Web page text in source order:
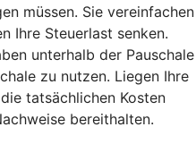
müssen. Sie vereinfachen
Ihre Steuerlast senken.
unterhalb der Pauschale
zu nutzen. Liegen Ihre
tatsächlichen Kosten
bereithalten.